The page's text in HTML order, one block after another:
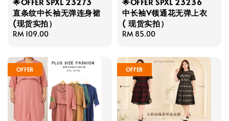
直条纹中长袖无弹连身裙
(现货实拍）
Regular
RM 109.00
中长袖V领通花无弹上衣
( 现货实拍）
Regular
RM 85.00
OFFER OFFER